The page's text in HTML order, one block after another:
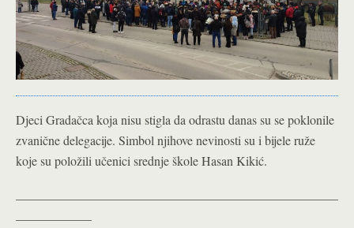
Djeci Gradačca koja nisu stigla da odrastu danas su se poklonile
zvanične delegacije. Simbol njihove nevinosti su i bijele ruže
koje su položili učenici srednje škole Hasan Kikić.